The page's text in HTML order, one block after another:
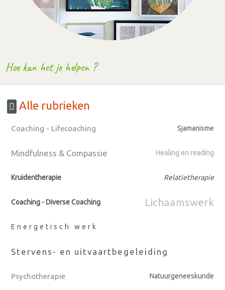
Hoe kan het je helpen ?
Alle rubrieken
Coaching - Lifecoaching Sjamanisme
Mindfulness & Compassie Healing en reading
Kruidentherapie Relatietherapie
Coaching - Diverse Coaching Lichaamswerk
Energetisch werk
Stervens- en uitvaartbegeleiding
Psychotherapie Natuurgeneeskunde